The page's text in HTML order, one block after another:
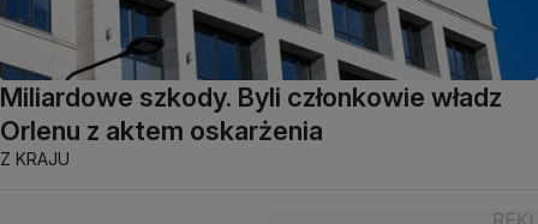
Miliardowe szkody. Byli członkowie władz
Orlenu z aktem oskarżenia
Z KRAJU